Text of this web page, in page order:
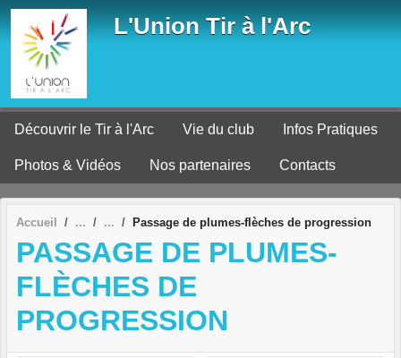
L'Union Tir à l'Arc
Découvrir le Tir à l'Arc Vie du club Infos Pratiques
Photos & Vidéos Nos partenaires Contacts
Accueil Passage de plumes-flèches de progression
PASSAGE DE PLUMES-
FLÈCHES DE
PROGRESSION
Panneau de gestion des cookies